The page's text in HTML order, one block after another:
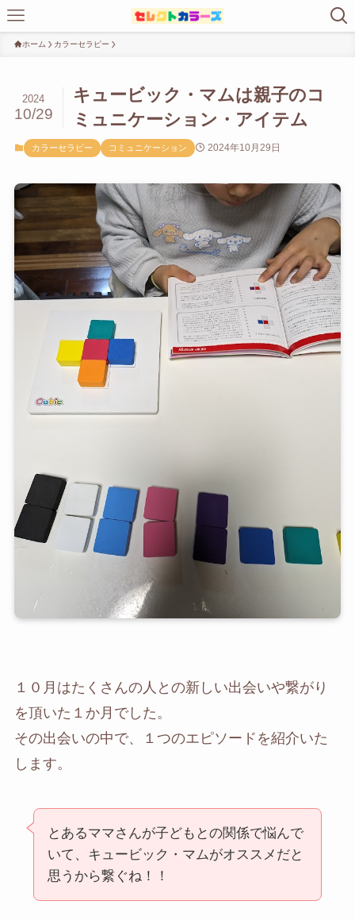
ホーム カラーセラピー
キュービック・マムは親子のコ
ミュニケーション・アイテム
2024
10/29
カラーセラピー コミュニケーション 2024年10月29日
１０月はたくさんの人との新しい出会いや繋がり
を頂いた１か月でした。
その出会いの中で、１つのエピソードを紹介いた
します。
とあるママさんが子どもとの関係で悩んで
いて、キュービック・マムがオススメだと
思うから繋ぐね！！